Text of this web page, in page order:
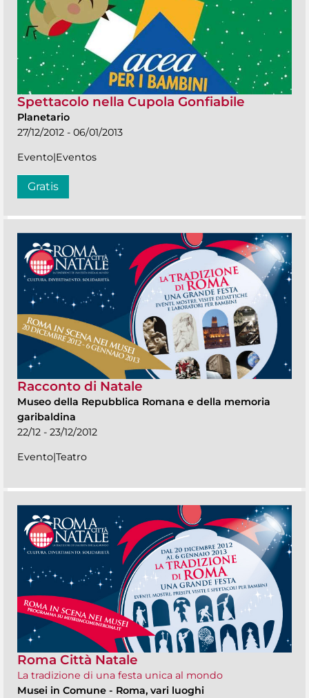
Spettacolo nella Cupola Gonfiabile
Planetario
27/12/2012 - 06/01/2013
Evento|Eventos
Gratis
Racconto di Natale
Museo della Repubblica Romana e della memoria
garibaldina
22/12 - 23/12/2012
Evento|Teatro
Roma Città Natale
La tradizione di una festa unica al mondo
Musei in Comune - Roma, vari luoghi